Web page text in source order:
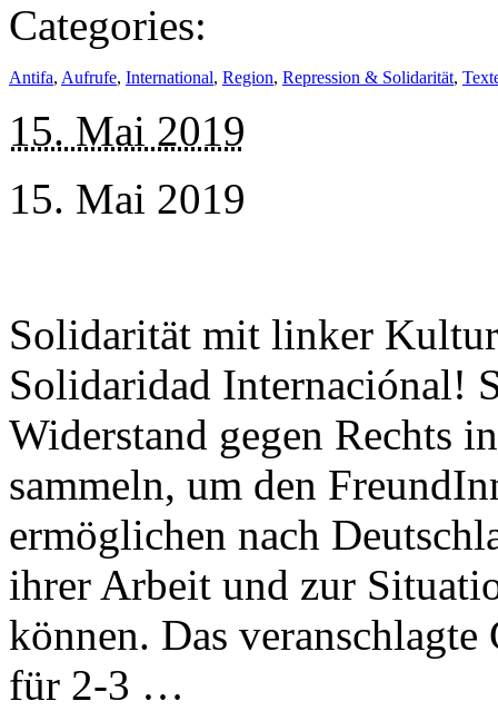
Categories:
Antifa, Aufrufe, International, Region, Repression & Solidarität,
15. Mai 2019
15. Mai 2019
Solidarität mit linker
Solidaridad Internaciónal!
Widerstand gegen Rechts
sammeln, um den
ermöglichen nach
ihrer Arbeit und zur
können. Das
für 2-3 …